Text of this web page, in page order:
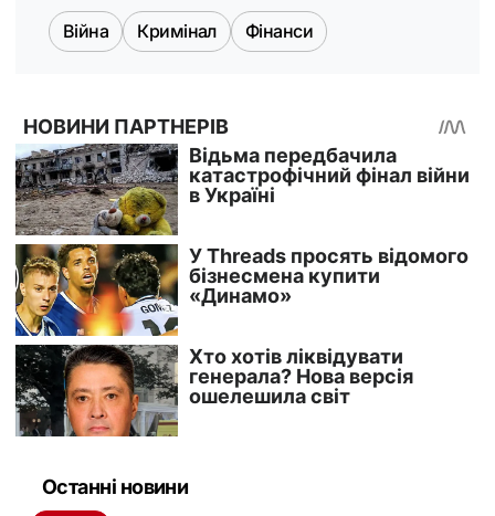
Війна Кримінал Фінанси
Останні новини